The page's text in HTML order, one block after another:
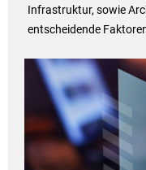
Infrastruktur, sowie
entscheidende